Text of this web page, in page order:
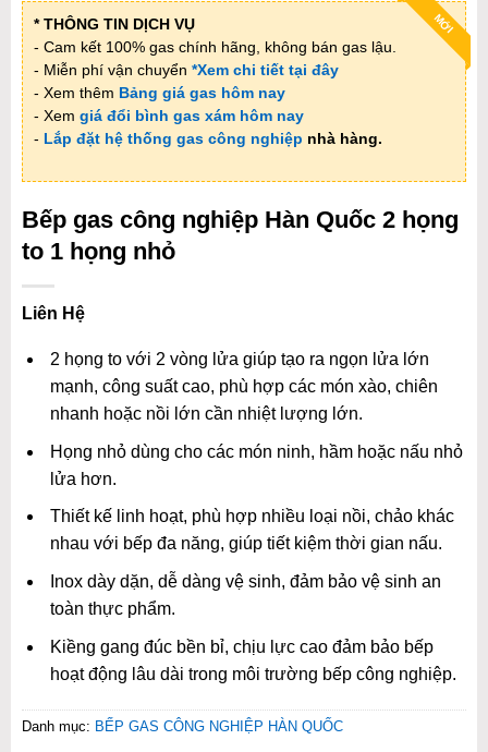
MỚI
* THÔNG TIN DỊCH VỤ
- Cam kết 100% gas chính hãng, không bán gas lậu.
- Miễn phí vận chuyển *Xem chi tiết tại đây
- Xem thêm Bảng giá gas hôm nay
- Xem giá đổi bình gas xám hôm nay
- Lắp đặt hệ thống gas công nghiệp nhà hàng.
Bếp gas công nghiệp Hàn Quốc 2 họng
to 1 họng nhỏ
Liên Hệ
2 họng to với 2 vòng lửa giúp tạo ra ngọn lửa lớn
mạnh, công suất cao, phù hợp các món xào, chiên
nhanh hoặc nồi lớn cần nhiệt lượng lớn.
Họng nhỏ dùng cho các món ninh, hầm hoặc nấu nhỏ
lửa hơn.
Thiết kế linh hoạt, phù hợp nhiều loại nồi, chảo khác
nhau với bếp đa năng, giúp tiết kiệm thời gian nấu.
Inox dày dặn, dễ dàng vệ sinh, đảm bảo vệ sinh an
toàn thực phẩm.
Kiềng gang đúc bền bỉ, chịu lực cao đảm bảo bếp
hoạt động lâu dài trong môi trường bếp công nghiệp.
Danh mục: BẾP GAS CÔNG NGHIỆP HÀN QUỐC